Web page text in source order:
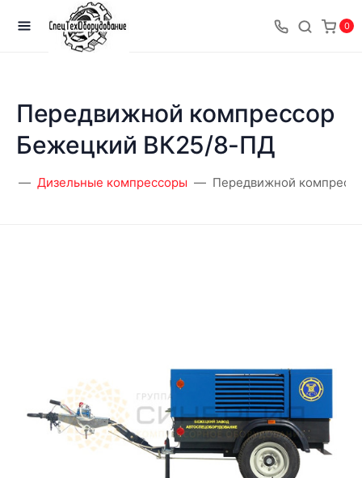
0
Передвижной компрессор
Бежецкий ВК25/8-ПД
Дизельные компрессоры Передвижной